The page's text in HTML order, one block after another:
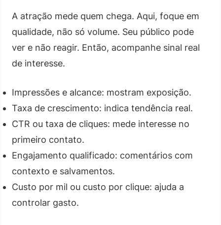
A atração mede quem chega. Aqui, foque em
qualidade, não só volume. Seu público pode
ver e não reagir. Então, acompanhe sinal real
de interesse.
Impressões e alcance: mostram exposição.
Taxa de crescimento: indica tendência real.
CTR ou taxa de cliques: mede interesse no
primeiro contato.
Engajamento qualificado: comentários com
contexto e salvamentos.
Custo por mil ou custo por clique: ajuda a
controlar gasto.